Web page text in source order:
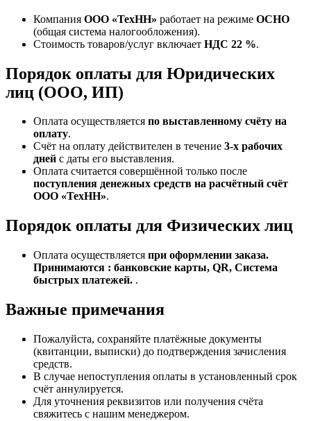
Компания ООО «ТехНН» работает на режиме ОСНО
(общая система налогообложения).
Стоимость товаров/услуг включает НДС 22 %.
Порядок оплаты для Юридических
лиц (ООО, ИП)
Оплата осуществляется по выставленному счёту на
оплату.
Счёт на оплату действителен в течение 3‑х рабочих
дней с даты его выставления.
Оплата считается совершённой только после
поступления денежных средств на расчётный счёт
ООО «ТехНН».
Порядок оплаты для Физических лиц
Оплата осуществляется при оформлении заказа.
Принимаются : банковские карты, QR, Система
быстрых платежей. .
Важные примечания
Пожалуйста, сохраняйте платёжные документы
(квитанции, выписки) до подтверждения зачисления
средств.
В случае непоступления оплаты в установленный срок
счёт аннулируется.
Для уточнения реквизитов или получения счёта
свяжитесь с нашим менеджером.